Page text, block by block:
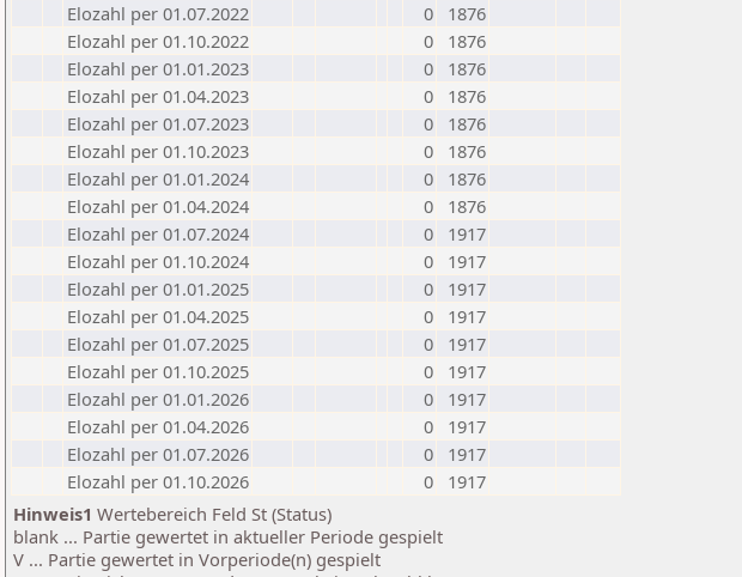
Elozahl per 01.07.2022
0
1876
Elozahl per 01.10.2022
0
1876
Elozahl per 01.01.2023
0
1876
Elozahl per 01.04.2023
0
1876
Elozahl per 01.07.2023
0
1876
Elozahl per 01.10.2023
0
1876
Elozahl per 01.01.2024
0
1876
Elozahl per 01.04.2024
0
1876
Elozahl per 01.07.2024
0
1917
Elozahl per 01.10.2024
0
1917
Elozahl per 01.01.2025
0
1917
Elozahl per 01.04.2025
0
1917
Elozahl per 01.07.2025
0
1917
Elozahl per 01.10.2025
0
1917
Elozahl per 01.01.2026
0
1917
Elozahl per 01.04.2026
0
1917
Elozahl per 01.07.2026
0
1917
Elozahl per 01.10.2026
0
1917
Hinweis1 Wertebereich Feld St (Status)
blank ... Partie gewertet in aktueller Periode gespielt
V ... Partie gewertet in Vorperiode(n) gespielt